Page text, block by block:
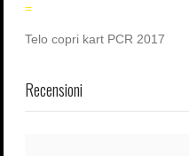
=
Telo copri kart PCR 2017
Recensioni